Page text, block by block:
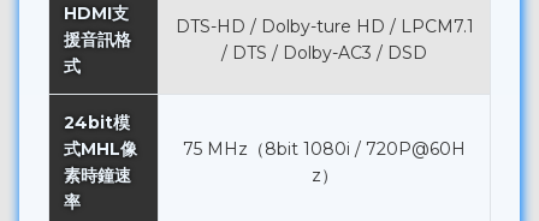
HDMI支
援音訊格
式
DTS-HD / Dolby-ture HD / LPCM7.1
/ DTS / Dolby-AC3 / DSD
24bit模
式MHL像
素時鐘速
率
75 MHz（8bit 1080i / 720P@60H
z）